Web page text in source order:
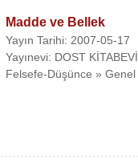
Madde ve Bellek
Yayın Tarihi: 2007-05-17
Yayınevi: DOST KİTABEVİ
Felsefe-Düşünce » Genel